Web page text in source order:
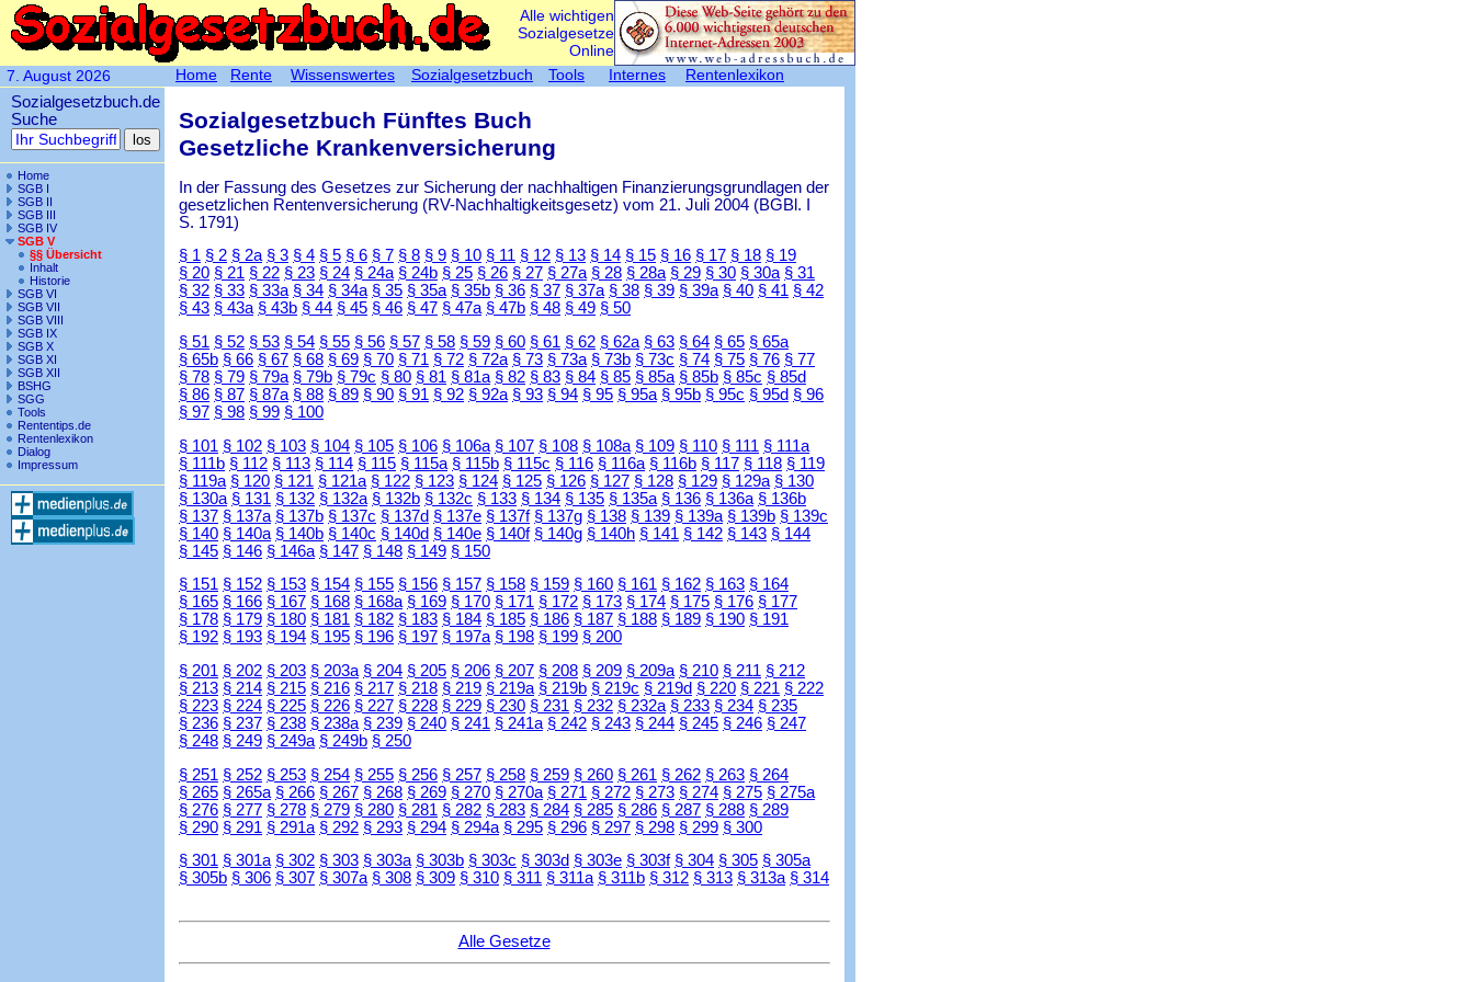
Alle wichtigen
Sozialgesetze
Online
7. August 2026
Sozialgesetzbuch.de
Suche
Home
SGB I
SGB II
SGB III
SGB IV
SGB V
§§ Übersicht
Inhalt
Historie
SGB VI
SGB VII
SGB VIII
SGB IX
SGB X
SGB XI
SGB XII
BSHG
SGG
Tools
Rententips.de
Rentenlexikon
Dialog
Impressum
Sozialgesetzbuch Fünftes Buch
Gesetzliche Krankenversicherung
In der Fassung des Gesetzes zur Sicherung der nachhaltigen Finanzierungsgrundlagen der
gesetzlichen Rentenversicherung (RV-Nachhaltigkeitsgesetz) vom 21. Juli 2004 (BGBl. I
S. 1791)
§ 1 § 2 § 2a § 3 § 4 § 5 § 6 § 7 § 8 § 9 § 10 § 11 § 12 § 13 § 14 § 15 § 16 § 17 § 18 § 19
§ 20 § 21 § 22 § 23 § 24 § 24a § 24b § 25 § 26 § 27 § 27a § 28 § 28a § 29 § 30 § 30a § 31
§ 32 § 33 § 33a § 34 § 34a § 35 § 35a § 35b § 36 § 37 § 37a § 38 § 39 § 39a § 40 § 41 § 42
§ 43 § 43a § 43b § 44 § 45 § 46 § 47 § 47a § 47b § 48 § 49 § 50
§ 51 § 52 § 53 § 54 § 55 § 56 § 57 § 58 § 59 § 60 § 61 § 62 § 62a § 63 § 64 § 65 § 65a
§ 65b § 66 § 67 § 68 § 69 § 70 § 71 § 72 § 72a § 73 § 73a § 73b § 73c § 74 § 75 § 76 § 77
§ 78 § 79 § 79a § 79b § 79c § 80 § 81 § 81a § 82 § 83 § 84 § 85 § 85a § 85b § 85c § 85d
§ 86 § 87 § 87a § 88 § 89 § 90 § 91 § 92 § 92a § 93 § 94 § 95 § 95a § 95b § 95c § 95d § 96
§ 97 § 98 § 99 § 100
§ 101 § 102 § 103 § 104 § 105 § 106 § 106a § 107 § 108 § 108a § 109 § 110 § 111 § 111a
§ 111b § 112 § 113 § 114 § 115 § 115a § 115b § 115c § 116 § 116a § 116b § 117 § 118 § 119
§ 119a § 120 § 121 § 121a § 122 § 123 § 124 § 125 § 126 § 127 § 128 § 129 § 129a § 130
§ 130a § 131 § 132 § 132a § 132b § 132c § 133 § 134 § 135 § 135a § 136 § 136a § 136b
§ 137 § 137a § 137b § 137c § 137d § 137e § 137f § 137g § 138 § 139 § 139a § 139b § 139c
§ 140 § 140a § 140b § 140c § 140d § 140e § 140f § 140g § 140h § 141 § 142 § 143 § 144
§ 145 § 146 § 146a § 147 § 148 § 149 § 150
§ 151 § 152 § 153 § 154 § 155 § 156 § 157 § 158 § 159 § 160 § 161 § 162 § 163 § 164
§ 165 § 166 § 167 § 168 § 168a § 169 § 170 § 171 § 172 § 173 § 174 § 175 § 176 § 177
§ 178 § 179 § 180 § 181 § 182 § 183 § 184 § 185 § 186 § 187 § 188 § 189 § 190 § 191
§ 192 § 193 § 194 § 195 § 196 § 197 § 197a § 198 § 199 § 200
§ 201 § 202 § 203 § 203a § 204 § 205 § 206 § 207 § 208 § 209 § 209a § 210 § 211 § 212
§ 213 § 214 § 215 § 216 § 217 § 218 § 219 § 219a § 219b § 219c § 219d § 220 § 221 § 222
§ 223 § 224 § 225 § 226 § 227 § 228 § 229 § 230 § 231 § 232 § 232a § 233 § 234 § 235
§ 236 § 237 § 238 § 238a § 239 § 240 § 241 § 241a § 242 § 243 § 244 § 245 § 246 § 247
§ 248 § 249 § 249a § 249b § 250
§ 251 § 252 § 253 § 254 § 255 § 256 § 257 § 258 § 259 § 260 § 261 § 262 § 263 § 264
§ 265 § 265a § 266 § 267 § 268 § 269 § 270 § 270a § 271 § 272 § 273 § 274 § 275 § 275a
§ 276 § 277 § 278 § 279 § 280 § 281 § 282 § 283 § 284 § 285 § 286 § 287 § 288 § 289
§ 290 § 291 § 291a § 292 § 293 § 294 § 294a § 295 § 296 § 297 § 298 § 299 § 300
§ 301 § 301a § 302 § 303 § 303a § 303b § 303c § 303d § 303e § 303f § 304 § 305 § 305a
§ 305b § 306 § 307 § 307a § 308 § 309 § 310 § 311 § 311a § 311b § 312 § 313 § 313a § 314
Alle Gesetze
Home Rente Wissenswertes Sozialgesetzbuch Tools Internes Rentenlexikon